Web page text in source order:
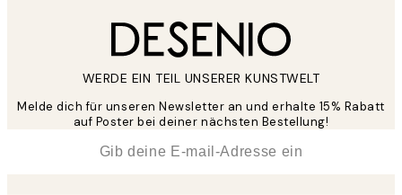
WERDE EIN TEIL UNSERER KUNSTWELT
Melde dich für unseren Newsletter an und erhalte 15% Rabatt
auf Poster bei deiner nächsten Bestellung!